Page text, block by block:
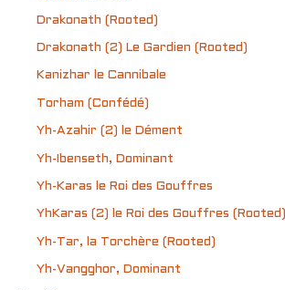
Drakonath (Rooted)
Drakonath (2) Le Gardien (Rooted)
Kanizhar le Cannibale
Torham (Confédé)
Yh-Azahir (2) le Dément
Yh-Ibenseth, Dominant
Yh-Karas le Roi des Gouffres
YhKaras (2) le Roi des Gouffres (Rooted)
Yh-Tar, la Torchère (Rooted)
Yh-Vangghor, Dominant